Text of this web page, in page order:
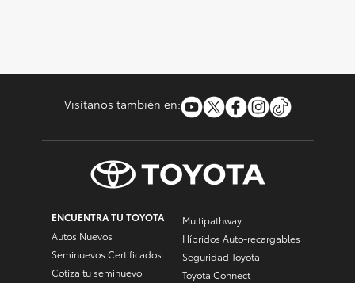
Visítanos también en:
ENCUENTRA TU TOYOTA
Autos Nuevos
Seminuevos Certificados
Cotiza tu seminuevo
Multipathway
Híbridos Auto-recargables
Seguridad Toyota
Toyota Connect